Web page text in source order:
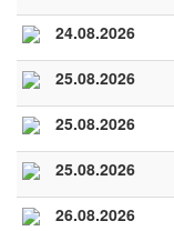
24.08.2026
25.08.2026
25.08.2026
25.08.2026
26.08.2026